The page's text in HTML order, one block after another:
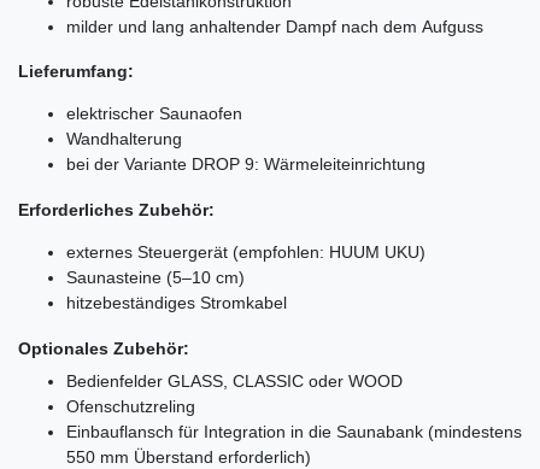
milder und lang anhaltender Dampf nach dem Aufguss
Lieferumfang:
elektrischer Saunaofen
Wandhalterung
bei der Variante DROP 9: Wärmeleiteinrichtung
Erforderliches Zubehör:
externes Steuergerät (empfohlen: HUUM UKU)
Saunasteine (5–10 cm)
hitzebeständiges Stromkabel
Optionales Zubehör:
Bedienfelder GLASS, CLASSIC oder WOOD
Ofenschutzreling
Einbauflansch für Integration in die Saunabank (mindestens
550 mm Überstand erforderlich)